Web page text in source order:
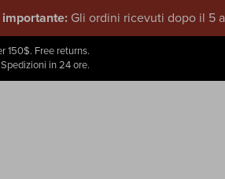
Gli ordini ricevuti dopo il 5
150$. Free returns.
Spedizioni in 24 ore.